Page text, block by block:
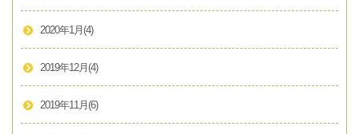
2020年1月 (4)
2019年12月 (4)
2019年11月 (6)